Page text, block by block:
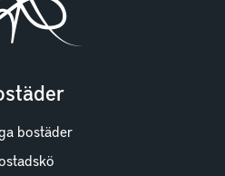
bostäder